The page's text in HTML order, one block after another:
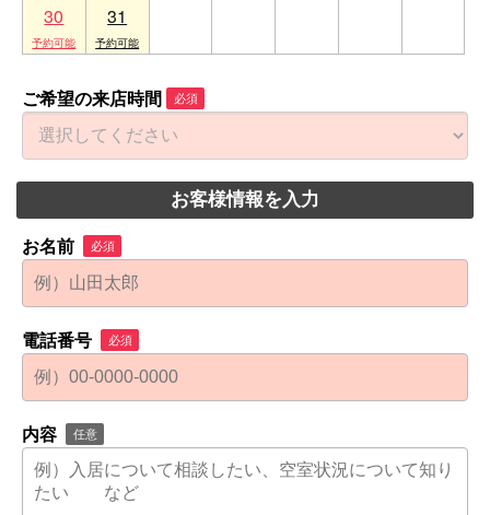
30 31
ご希望の来店時間 必須
お客様情報を入力
お名前 必須
電話番号 必須
内容 任意